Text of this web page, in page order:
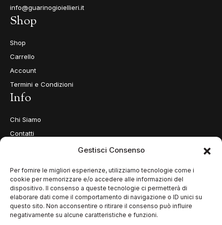
Gestisci Consenso
Per fornire le migliori esperienze, utilizziamo tecnologie come i
cookie per memorizzare e/o accedere alle informazioni del
dispositivo. Il consenso a queste tecnologie ci permetterà di
elaborare dati come il comportamento di navigazione o ID unici su
questo sito. Non acconsentire o ritirare il consenso può influire
negativamente su alcune caratteristiche e funzioni.
info@guarinogioiellieri.it
Shop
Shop
Carrello
Account
Termini e Condizioni
Info
Chi Siamo
Contatti